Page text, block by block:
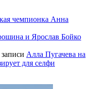
чемпионка Анна
и Ярослав Бойко
Алла Пугачева на
для селфи